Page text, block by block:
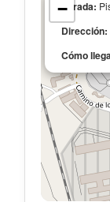
Parada:
Dirección:
Cómo
−